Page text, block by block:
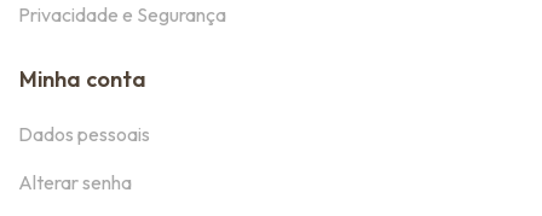
Privacidade e Segurança
Minha conta
Dados pessoais
Alterar senha